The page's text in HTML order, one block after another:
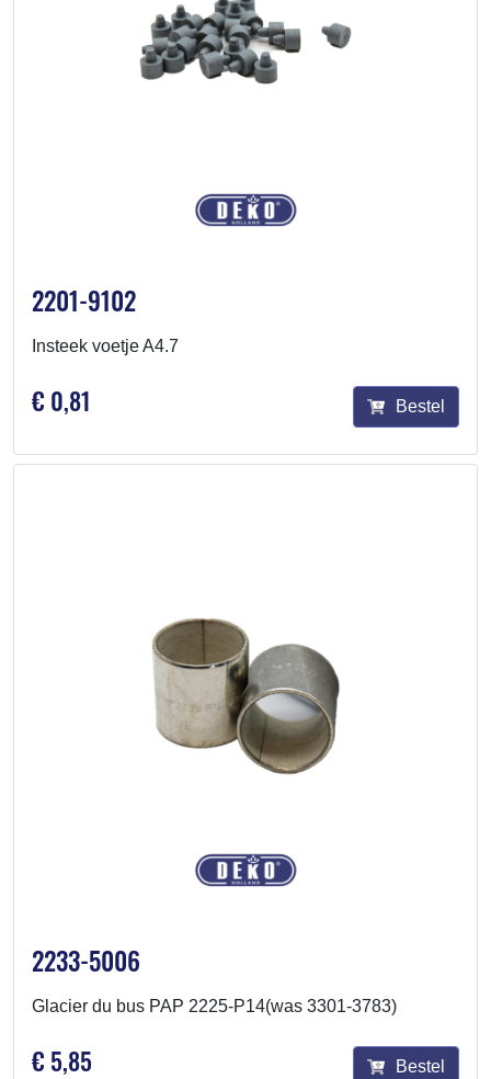
2201-9102
Insteek voetje A4.7
€ 0,81 Bestel
2233-5006
Glacier du bus PAP 2225-P14(was 3301-3783)
€ 5,85 Bestel